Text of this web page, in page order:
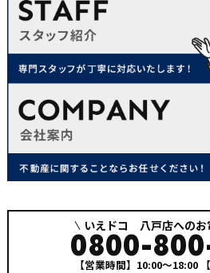
いえドコ 八戸店へのお
0800-
【営業時間】10:00～18:00